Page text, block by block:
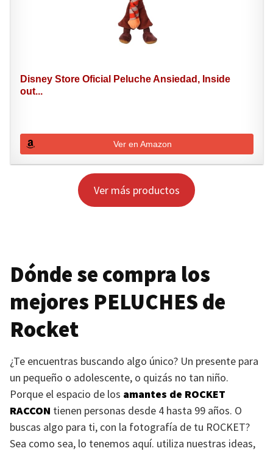
Disney Store Oficial Peluche Ansiedad, Inside
out...
Ver en Amazon
Ver más productos
Dónde se compra los
mejores PELUCHES de
Rocket
¿Te encuentras buscando algo único? Un presente para
un pequeño o adolescente, o quizás no tan niño.
Porque el espacio de los amantes de ROCKET
RACCON tienen personas desde 4 hasta 99 años. O
buscas algo para ti, con la fotografía de tu ROCKET?
Sea como sea, lo tenemos aquí. utiliza nuestras ideas,